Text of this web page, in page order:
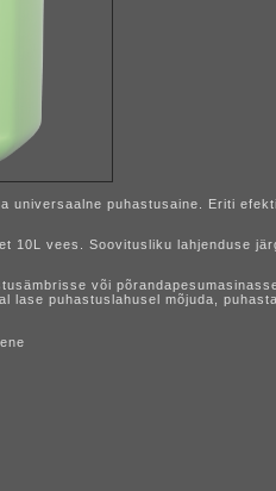
universaalne puhastusaine. Eriti
10L vees. Soovitusliku lahjenduse
või
lase puhastuslahusel mõjuda,